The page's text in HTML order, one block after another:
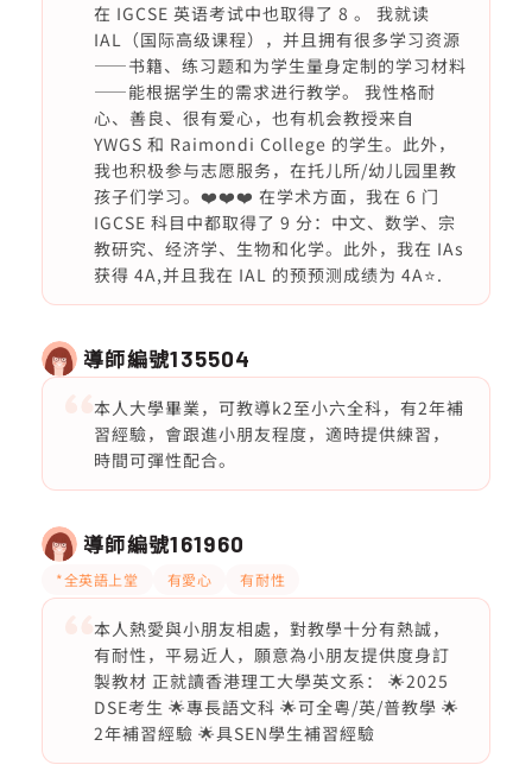
在 IGCSE 英语考试中也取得了 8 。 我就读
IAL（国际高级课程），并且拥有很多学习资源
——书籍、练习题和为学生量身定制的学习材料
——能根据学生的需求进行教学。 我性格耐
心、善良、很有爱心，也有机会教授来自
YWGS 和 Raimondi College 的学生。此外，
我也积极参与志愿服务，在托儿所/幼儿园里教
孩子们学习。❤️❤️❤️ 在学术方面，我在 6 门
IGCSE 科目中都取得了 9 分：中文、数学、宗
教研究、经济学、生物和化学。此外，我在 IAs
获得 4A,并且我在 IAL 的预预测成绩为 4A⭐️.
導師編號135504
本人大學畢業，可教導k2至小六全科，有2年補
習經驗，會跟進小朋友程度，適時提供練習，
時間可彈性配合。
導師編號161960
*全英語上堂 有愛心 有耐性
本人熱愛與小朋友相處，對教學十分有熱誠，
有耐性，平易近人，願意為小朋友提供度身訂
製教材 正就讀香港理工大學英文系： 🌟2025
DSE考生 🌟專長語文科 🌟可全粵/英/普教學 🌟
2年補習經驗 🌟具SEN學生補習經驗